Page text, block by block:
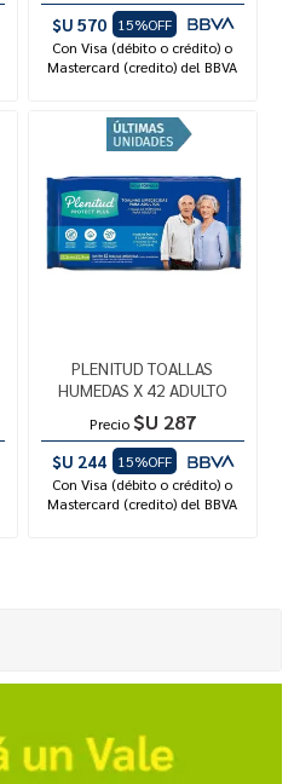
$U 570
15%OFF
Con Visa (débito o crédito) o
Mastercard (credito) del BBVA
PLENITUD TOALLAS
HUMEDAS X 42 ADULTO
Precio $U 287
$U 244
15%OFF
Con Visa (débito o crédito) o
Mastercard (credito) del BBVA